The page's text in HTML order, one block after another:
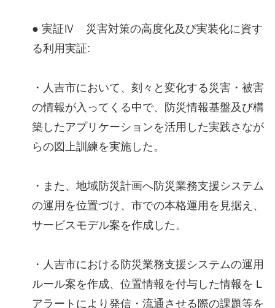
● 実証Ⅳ 災害対策の高度化及び実装化に資す
る利用実証:
・人吉市において、刻々と変化する災害・被害
の情報が入ってくる中で、防災情報基盤及び構
築したアプリケーションを活用した実践さなが
らの図上訓練を実施した。
・また、地域防災計画へ防災業務支援システム
の運用を位置づけ、市での本格運用を見据え、
サービスモデル案を作成した。
・人吉市における防災業務支援システムの運用
ルール案を作成、位置情報を付与した情報を L
アラートにより発信・流通させる際の課題等を